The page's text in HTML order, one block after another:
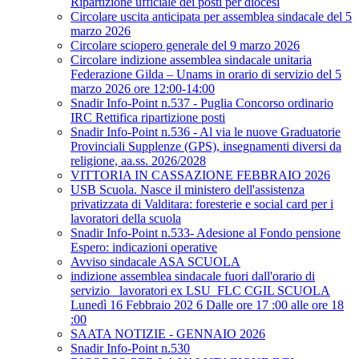
Circolare uscita anticipata per assemblea sindacale del 5
marzo 2026
Circolare sciopero generale del 9 marzo 2026
Circolare indizione assemblea sindacale unitaria
Federazione Gilda – Unams in orario di servizio del 5
marzo 2026 ore 12:00-14:00
Snadir Info-Point n.537 - Puglia Concorso ordinario
IRC Rettifica ripartizione posti
Snadir Info-Point n.536 - Al via le nuove Graduatorie
Provinciali Supplenze (GPS), insegnamenti diversi da
religione, aa.ss. 2026/2028
VITTORIA IN CASSAZIONE FEBBRAIO 2026
USB Scuola. Nasce il ministero dell'assistenza
privatizzata di Valditara: foresterie e social card per i
lavoratori della scuola
Snadir Info-Point n.533- Adesione al Fondo pensione
Espero: indicazioni operative
Avviso sindacale ASA SCUOLA
indizione assemblea sindacale fuori dall'orario di
servizio _lavoratori ex LSU_FLC CGIL SCUOLA
Lunedì 16 Febbraio 202 6 Dalle ore 17 :00 alle ore 18
:00
SAATA NOTIZIE - GENNAIO 2026
Snadir Info-Point n.530